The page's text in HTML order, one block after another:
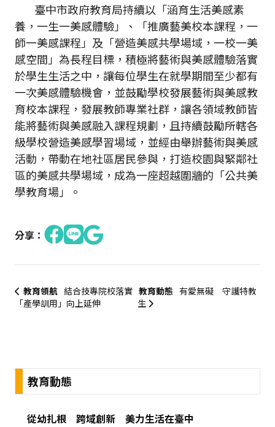
臺中市政府教育局持續以「涵育生活美感素
養，一生一美感體驗」、「推廣藝美校本課程，一
師一美感課程」及「營造美感共學場域，一校一美
感空間」為長程目標，積極將藝術與美感體驗落實
於學生生活之中，讓每位學生在就學期間至少都有
一次美感體驗機會，並鼓勵學校發展藝術與美感教
育校本課程，發展教師專業社群，讓各領域教師皆
能將藝術與美感融入課程規劃，且持續鼓勵所轄各
級學校營造美感學習場域，並經由舉辦藝術與美感
活動，帶動在地社區居民參與，打造校園與緊鄰社
區的美感共學場域，成為一座超越圍牆的「公共美
學教育場」。
分享：
教育領航 結合技專院校落實
「產學訓用」向上延伸
教育動態 有愛無礙 守護特教
生
:::教育動態
從幼扎根 跨域創新 美力生活在臺中